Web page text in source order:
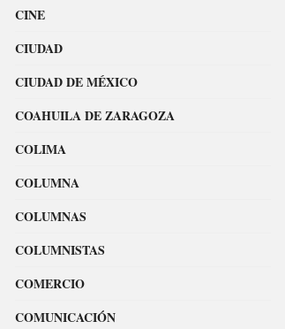
CINE
CIUDAD
CIUDAD DE MÉXICO
COAHUILA DE ZARAGOZA
COLIMA
COLUMNA
COLUMNAS
COLUMNISTAS
COMERCIO
COMUNICACIÓN